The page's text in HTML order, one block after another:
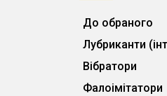
До обраного
Лубриканти
Вібратори
Фалоімітатори